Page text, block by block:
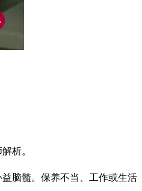
析。
脑髓。保养不当、工作或生活